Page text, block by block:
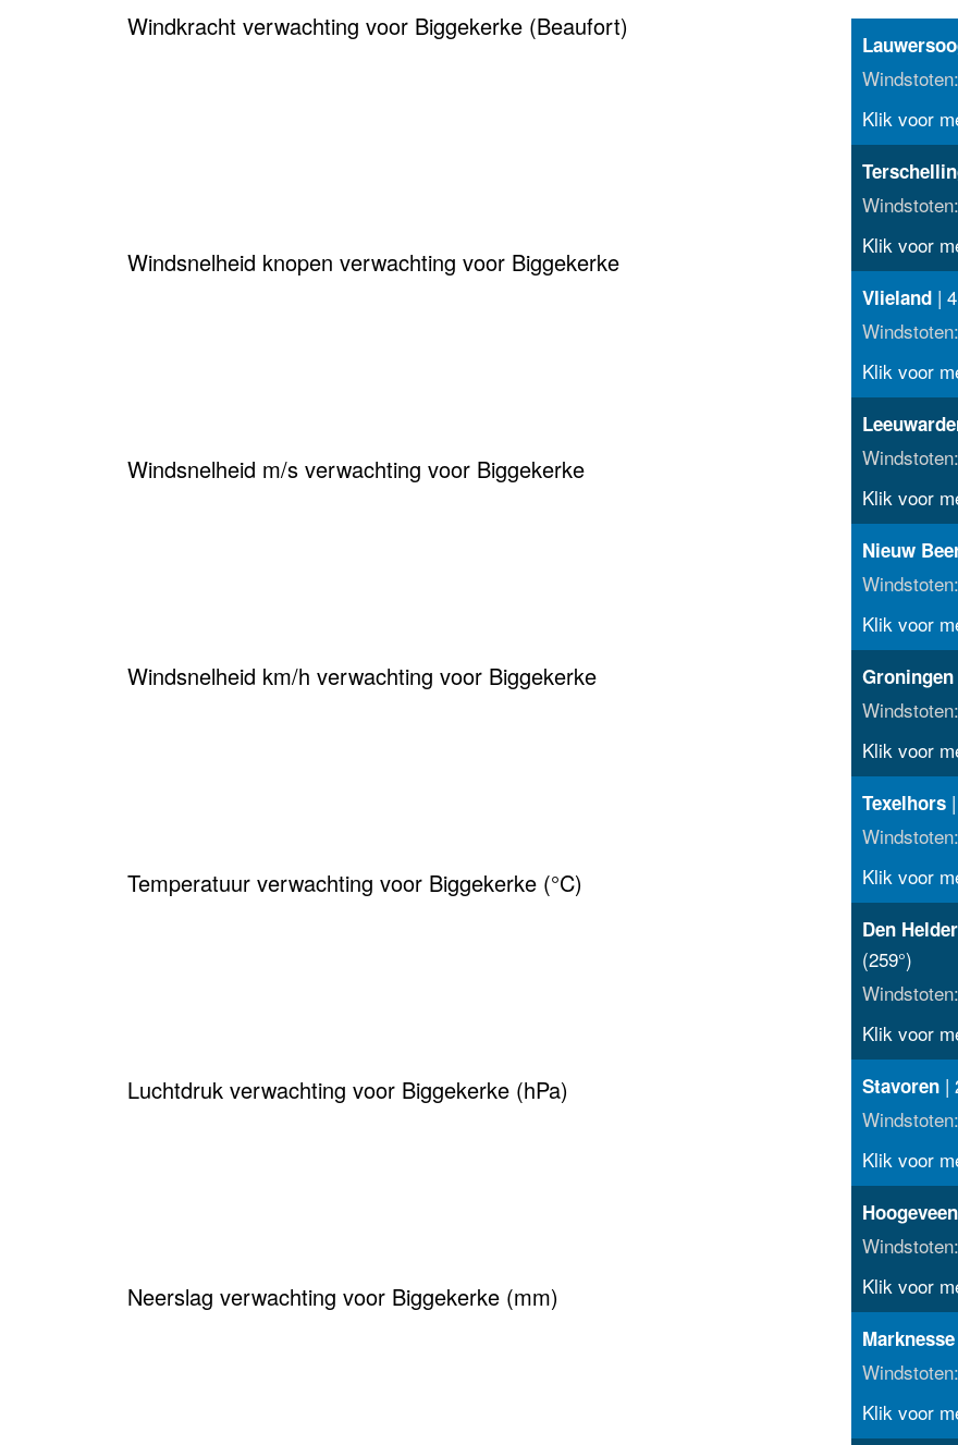
Windkracht verwachting voor Biggekerke (Beaufort)
Windsnelheid knopen verwachting voor Biggekerke
Windsnelheid m/s verwachting voor Biggekerke
Windsnelheid km/h verwachting voor Biggekerke
Temperatuur verwachting voor Biggekerke (°C)
Luchtdruk verwachting voor Biggekerke (hPa)
Neerslag verwachting voor Biggekerke (mm)
Klik voor
Klik voor
Vlieland| 4
Klik voor
Klik voor
Nieuw
Klik voor
Klik voor
Texelhors|
Klik voor
Den
(259°)
Klik voor
Stavoren|
Klik voor
Hoogeveen
Klik voor
Marknesse
Klik voor